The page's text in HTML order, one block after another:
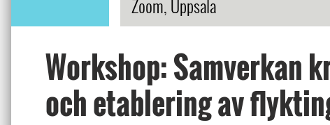
Zoom, Uppsala
Workshop: Samverkan
och etablering av